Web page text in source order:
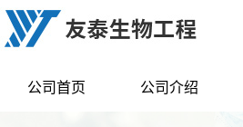
公司首页 公司介绍